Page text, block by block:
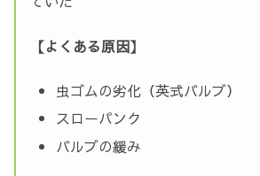
【よくある原因】
虫ゴムの劣化（英式バルブ）
スローパンク
バルブの緩み